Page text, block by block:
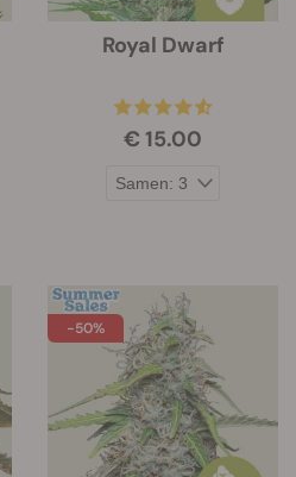
Royal Dwarf
€ 15.00
-50%